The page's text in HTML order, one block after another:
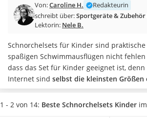
Laufrad
Kinderschubkarre
Kinderuhr
Babyphone
Treppenschutzgitter
Kindersitz ab 4 Jahren
Kinderroller 3 Räder
Ferngesteuertes Auto
Von:Caroline H.
Redakteurin
schreibt über:Sportgeräte &
Lektorin: Nele B.
Schnorchelsets für Kinder sind
spaßigen Schwimmausflügen nicht
dass das Set für Kinder geeignet ist,
Internet sind selbst die kleinsten Größen
Schnorchelsets für schmale
sollte der Schnorchel mit einem
1 - 2 von 14: Beste Schnorchelsets Kinder